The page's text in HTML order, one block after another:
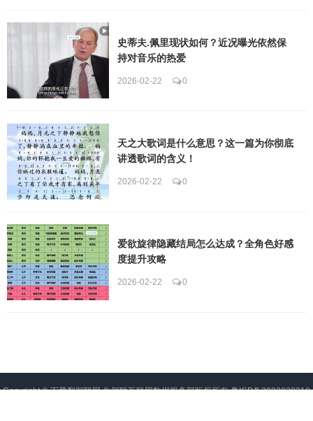
史蒂夫.佩里现状如何？近况曝光依然保
持对音乐的热爱
2026-02-22 0
天之大歌词是什么意思？这一篇为你彻底
讲透歌词的含义！
2026-02-22 0
爱欲旋律隐藏结局怎么达成？全角色好感
度提升攻略
2026-02-22 0
Copyright ©下载梨翱联网为翱联互联网数据服务部版权所有粤ICP备2022020218